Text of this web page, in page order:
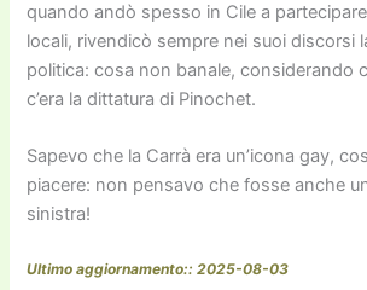
quando andò spesso in Cile a
locali, rivendicò sempre nei suoi discorsi
politica: cosa non banale, considerando
c’era la dittatura di Pinochet.
Sapevo che la Carrà era un’icona gay,
piacere: non pensavo che fosse anche
sinistra!
Ultimo aggiornamento:: 2025-08-03